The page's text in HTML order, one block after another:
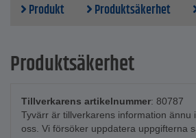
Produkt Produktsäkerhet
Produktsäkerhet
Tillverkarens artikelnummer: 80787
Tyvärr är tillverkarens information ännu
oss. Vi försöker uppdatera uppgifterna